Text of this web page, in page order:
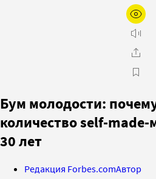
Бум молодости:
количество self-
30 лет
Редакция Forbes.comАвтор